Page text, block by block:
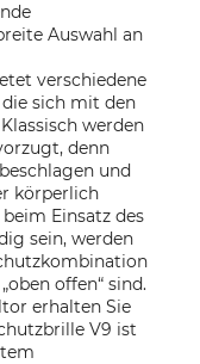
Auswahl an
verschiedene
die sich mit den
werden
denn
und
körperlich
Einsatz des
sein, werden
offen“ sind.
erhalten Sie
V9 ist